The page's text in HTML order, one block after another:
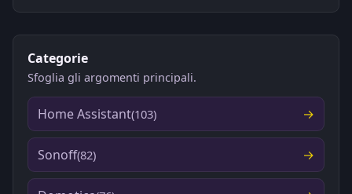
Categorie
Sfoglia gli argomenti principali.
Home Assistant(103)
Sonoff(82)